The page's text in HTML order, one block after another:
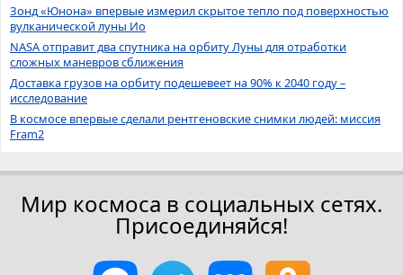
Зонд «Юнона» впервые измерил скрытое тепло под поверхностью
вулканической луны Ио
NASA отправит два спутника на орбиту Луны для отработки
сложных маневров сближения
Доставка грузов на орбиту подешевеет на 90% к 2040 году –
исследование
В космосе впервые сделали рентгеновские снимки людей: миссия
Fram2
Мир космоса в социальных сетях.
Присоединяйся!